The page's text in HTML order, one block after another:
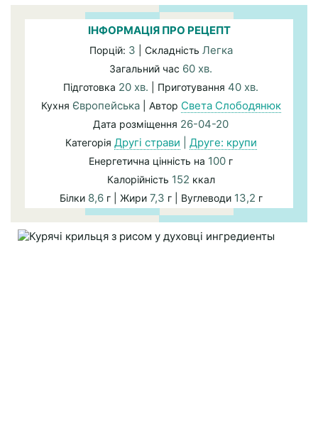
ІНФОРМАЦІЯ ПРО РЕЦЕПТ
Порцій: 3 | Складність Легка
Загальний час 60 хв.
Підготовка 20 хв. | Приготування 40 хв.
Кухня Європейська| Автор Света Слободянюк
Дата розміщення 26-04-20
Категорія Другі страви Друге: крупи
Енергетична цінність на 100 г
Калорійність 152 ккал
Білки 8,6г | Жири 7,3 г | Вуглеводи 13,2 г